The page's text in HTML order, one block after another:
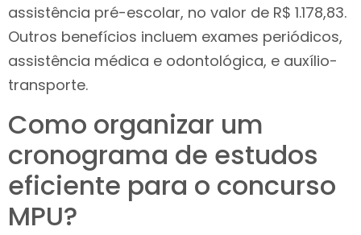
assistência pré-escolar, no valor de R$ 1.178,83.
Outros benefícios incluem exames periódicos,
assistência médica e odontológica, e auxílio-
transporte.
Como organizar um
cronograma de estudos
eficiente para o concurso
MPU?